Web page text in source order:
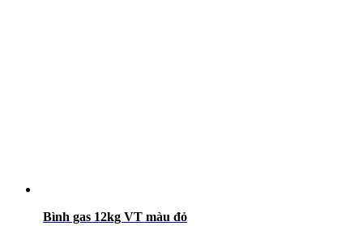
Bình gas 12kg VT màu đỏ